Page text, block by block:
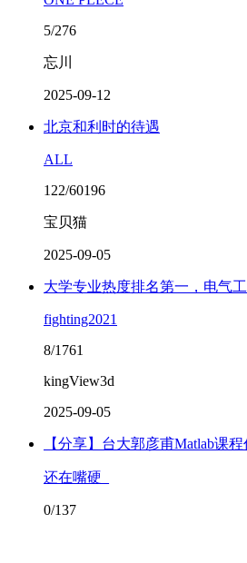
5/276
忘川
2025-09-12
北京和利时的待遇
ALL
122/60196
宝贝猫
2025-09-05
大学专业热度排名第一，电气
fighting2021
8/1761
kingView3d
2025-09-05
【分享】台大郭彦甫Matlab课程
还在嘴硬_
0/137